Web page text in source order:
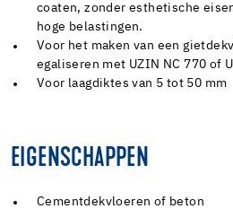
coaten, zonder esthetische
hoge belastingen.
Voor het maken van een
egaliseren met UZIN NC 770 of
Voor laagdiktes van 5 tot 50 mm
EIGENSCHAPPEN
Cementdekvloeren of beton